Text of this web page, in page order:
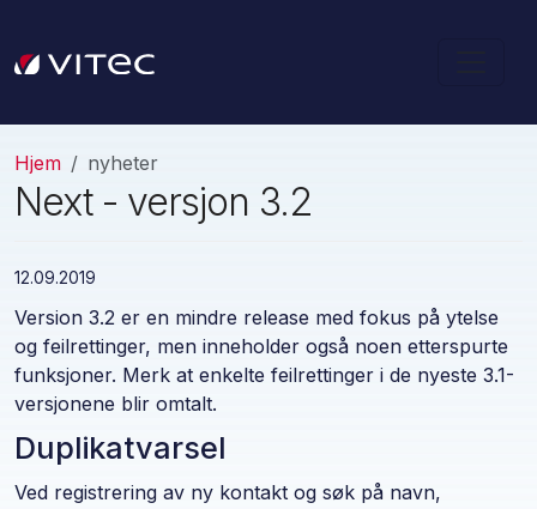
Hjem nyheter
Next - versjon 3.2
12.09.2019
Version 3.2 er en mindre release med fokus på ytelse
og feilrettinger, men inneholder også noen etterspurte
funksjoner. Merk at enkelte feilrettinger i de nyeste 3.1-
versjonene blir omtalt.
Duplikatvarsel
Ved registrering av ny kontakt og søk på navn,